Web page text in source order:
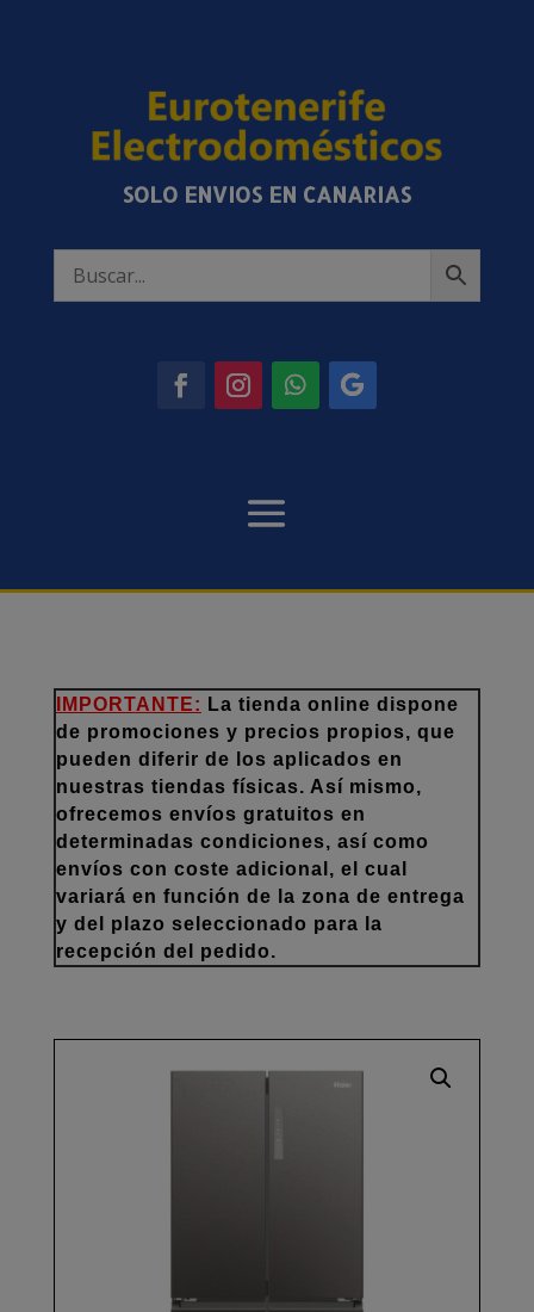
SOLO ENVIOS EN CANARIAS
IMPORTANTE: La tienda online dispone
de promociones y precios propios, que
pueden diferir de los aplicados en
nuestras tiendas físicas. Así mismo,
ofrecemos envíos gratuitos en
determinadas condiciones, así como
envíos con coste adicional, el cual
variará en función de la zona de entrega
y del plazo seleccionado para la
recepción del pedido.